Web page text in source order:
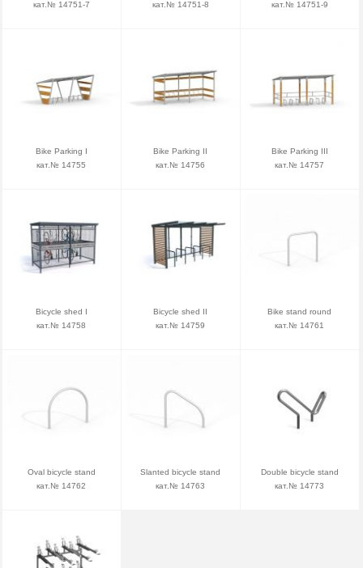
кат.№ 14751-7
кат.№ 14751-8
кат.№ 14751-9
Bike Parking I
кат.№ 14755
Bike Parking II
кат.№ 14756
Bike Parking III
кат.№ 14757
Bicycle shed I
кат.№ 14758
Bicycle shed II
кат.№ 14759
Bike stand round
кат.№ 14761
Oval bicycle stand
кат.№ 14762
Slanted bicycle stand
кат.№ 14763
Double bicycle stand
кат.№ 14773